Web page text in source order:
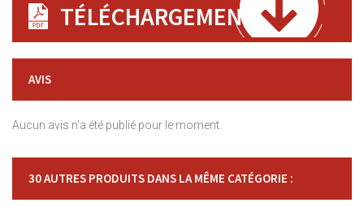
TÉLÉCHARGEMENT
AVIS
Aucun avis n'a été publié pour le moment.
30 AUTRES PRODUITS DANS LA MÊME CATÉGORIE :